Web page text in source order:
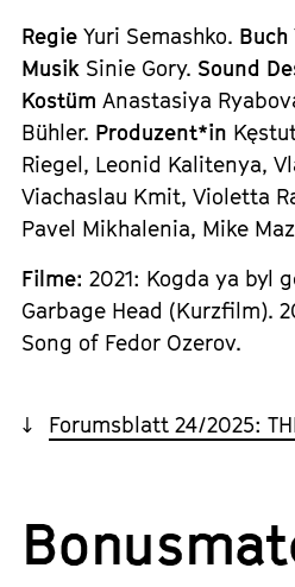
RegieYuri Semashko. Buch
Musik Sinie Gory. Sound
KostümAnastasiya
Bühler. Produzent*in
Riegel, Leonid Kalitenya,
Viachaslau Kmit, Violetta
Pavel Mikhalenia, Mike
Filme:2021: Kogda ya byl
Garbage Head (Kurzfilm).
Song of Fedor Ozerov.
Forumsblatt 24/2025: